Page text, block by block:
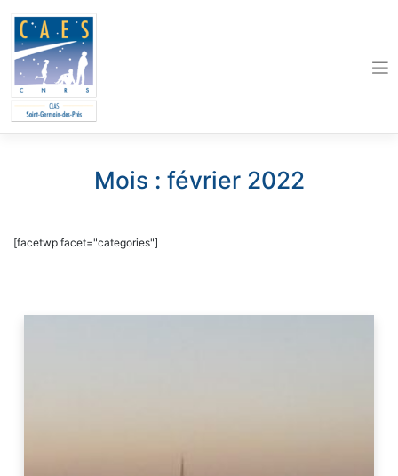
content
Mois : février 2022
[facetwp facet="categories"]